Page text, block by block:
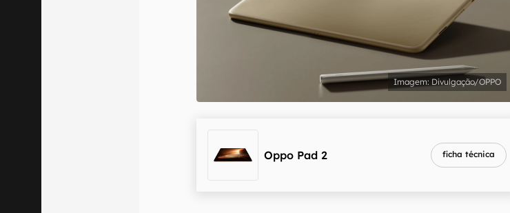
Divulgação/OPPO
Oppo Pad 2 ficha técnica